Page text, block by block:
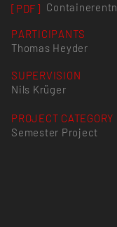
[PDF]
PARTICIPANTS
Thomas Heyder
SUPERVISION
Nils Krüger
PROJECT CATEGORY
Semester Project